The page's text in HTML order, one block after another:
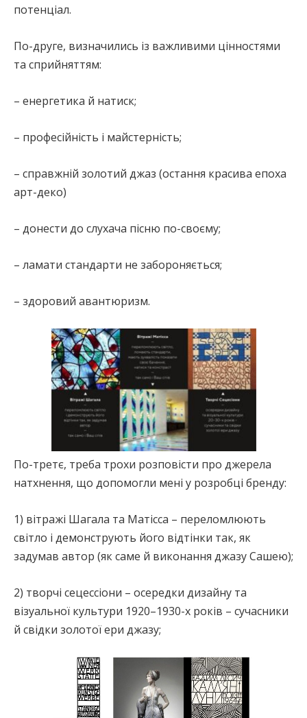
потенціал.
По-друге, визначились із важливими цінностями
та сприйняттям:
– енергетика й натиск;
– професійність і майстерність;
– справжній золотий джаз (остання красива епоха
арт-деко)
– донести до слухача пісню по-своєму;
– ламати стандарти не забороняється;
– здоровий авантюризм.
По-третє, треба трохи розповісти про джерела
натхнення, що допомогли мені у розробці бренду:
1) вітражі Шагала та Матісса – переломлюють
світло і демонструють його відтінки так, як
задумав автор (як саме й виконання джазу Сашею);
2) творчі сецессіони – осередки дизайну та
візуальної культури 1920–1930-х років – сучасники
й свідки золотої ери джазу;